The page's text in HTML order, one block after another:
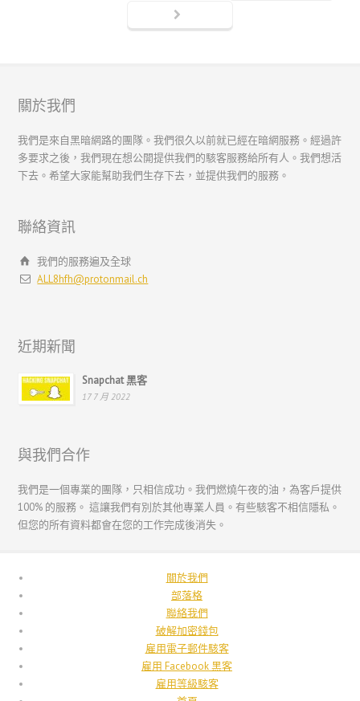
關於我們
我們是來自黑暗網路的團隊。我們很久以前就已經在暗網服務。經過許
多要求之後，我們現在想公開提供我們的駭客服務給所有人。我們想活
下去。希望大家能幫助我們生存下去，並提供我們的服務。
聯絡資訊
我們的服務遍及全球
ALL8hfh@protonmail.ch
近期新聞
Snapchat 黑客
17 7 月 2022
與我們合作
我們是一個專業的團隊，只相信成功。我們燃燒午夜的油，為客戶提供
100% 的服務。 這讓我們有別於其他專業人員。有些駭客不相信隱私。
但您的所有資料都會在您的工作完成後消失。
關於我們
部落格
聯絡我們
破解加密錢包
雇用電子郵件駭客
雇用 Facebook 黑客
雇用等級駭客
Deutsch (Österreich)
Deutsch (Schweiz)
Español
فارسی
Français du Canada
Français de Belgique
Română
Русский